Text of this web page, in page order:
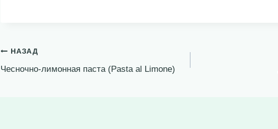
Навигация
по
НАЗАД
Чесночно-лимонная паста (Pasta al Limone)